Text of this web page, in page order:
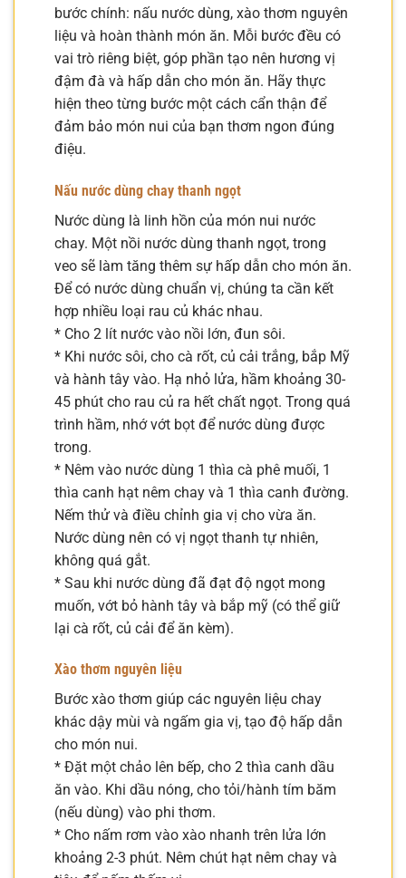
bước chính: nấu nước dùng, xào thơm nguyên
liệu và hoàn thành món ăn. Mỗi bước đều có
vai trò riêng biệt, góp phần tạo nên hương vị
đậm đà và hấp dẫn cho món ăn. Hãy thực
hiện theo từng bước một cách cẩn thận để
đảm bảo món nui của bạn thơm ngon đúng
điệu.
Nấu nước dùng chay thanh ngọt
Nước dùng là linh hồn của món nui nước
chay. Một nồi nước dùng thanh ngọt, trong
veo sẽ làm tăng thêm sự hấp dẫn cho món ăn.
Để có nước dùng chuẩn vị, chúng ta cần kết
hợp nhiều loại rau củ khác nhau.
* Cho 2 lít nước vào nồi lớn, đun sôi.
* Khi nước sôi, cho cà rốt, củ cải trắng, bắp Mỹ
và hành tây vào. Hạ nhỏ lửa, hầm khoảng 30-
45 phút cho rau củ ra hết chất ngọt. Trong quá
trình hầm, nhớ vớt bọt để nước dùng được
trong.
* Nêm vào nước dùng 1 thìa cà phê muối, 1
thìa canh hạt nêm chay và 1 thìa canh đường.
Nếm thử và điều chỉnh gia vị cho vừa ăn.
Nước dùng nên có vị ngọt thanh tự nhiên,
không quá gắt.
* Sau khi nước dùng đã đạt độ ngọt mong
muốn, vớt bỏ hành tây và bắp mỹ (có thể giữ
lại cà rốt, củ cải để ăn kèm).
Xào thơm nguyên liệu
Bước xào thơm giúp các nguyên liệu chay
khác dậy mùi và ngấm gia vị, tạo độ hấp dẫn
cho món nui.
* Đặt một chảo lên bếp, cho 2 thìa canh dầu
ăn vào. Khi dầu nóng, cho tỏi/hành tím băm
(nếu dùng) vào phi thơm.
* Cho nấm rơm vào xào nhanh trên lửa lớn
khoảng 2-3 phút. Nêm chút hạt nêm chay và